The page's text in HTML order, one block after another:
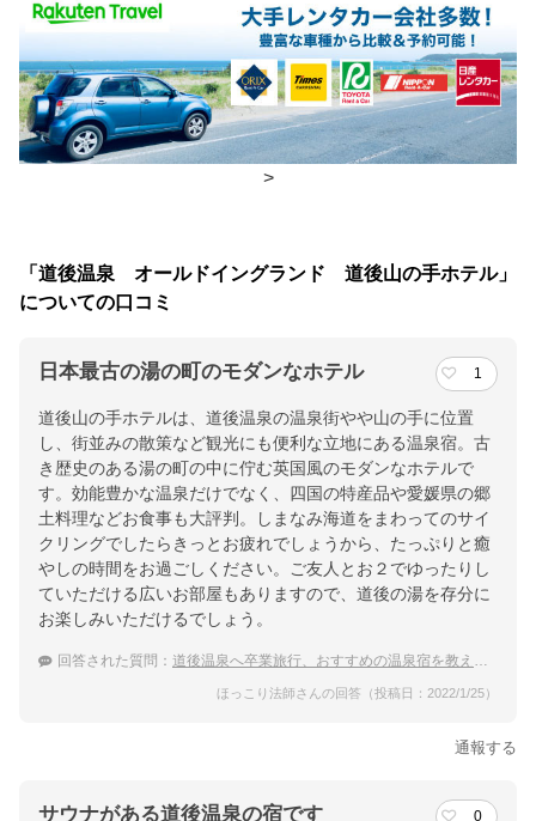
食事場所
朝食 レストラン
夕食 レストラン
チェックイン 15:00(最終チェックイン：29:30)
交通アクセス
道後温泉駅より徒歩約5分／空港からリムジンバスで３５分／ＪＲ
松山駅より電車又はバスで２０分／松山観光港よりバスで５０分
提供：楽天トラベル
楽天トラベルで
ホテル詳細を詳しく見る
>
「道後温泉 オールドイングランド 道後山の手ホテル」
についての口コミ
日本最古の湯の町のモダンなホテル 1
道後山の手ホテルは、道後温泉の温泉街やや山の手に位置
し、街並みの散策など観光にも便利な立地にある温泉宿。古
き歴史のある湯の町の中に佇む英国風のモダンなホテルで
す。効能豊かな温泉だけでなく、四国の特産品や愛媛県の郷
土料理などお食事も大評判。しまなみ海道をまわってのサイ
クリングでしたらきっとお疲れでしょうから、たっぷりと癒
やしの時間をお過ごしください。ご友人とお２でゆったりし
ていただける広いお部屋もありますので、道後の湯を存分に
お楽しみいただけるでしょう。
回答された質問： 道後温泉へ卒業旅行、おすすめの温泉宿を教えてください！
ほっこり法師さんの回答（投稿日：2022/1/25）
通報する
サウナがある道後温泉の宿です 0